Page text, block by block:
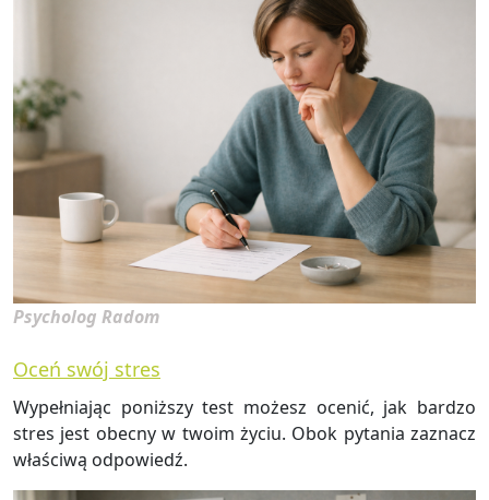
Psycholog Radom
Oceń swój stres
Wy­peł­nia­jąc po­niż­szy test mo­żesz oce­nić, jak bar­dzo
stres jest obec­ny w twoim życiu. Obok py­ta­nia za­znacz
wła­ści­wą od­po­wiedź.